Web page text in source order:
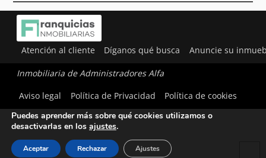
Atención al cliente Díganos qué busca Anuncie su
Inmobiliaria de Administradores Alfa
Aviso legal
Política de Privacidad Política de cookies
Utilizamos cookies para ofrecerte la mejor experiencia en
Puedes aprender más sobre qué cookies utilizamos o
desactivarlas en los ajustes.
Aceptar Rechazar Ajustes